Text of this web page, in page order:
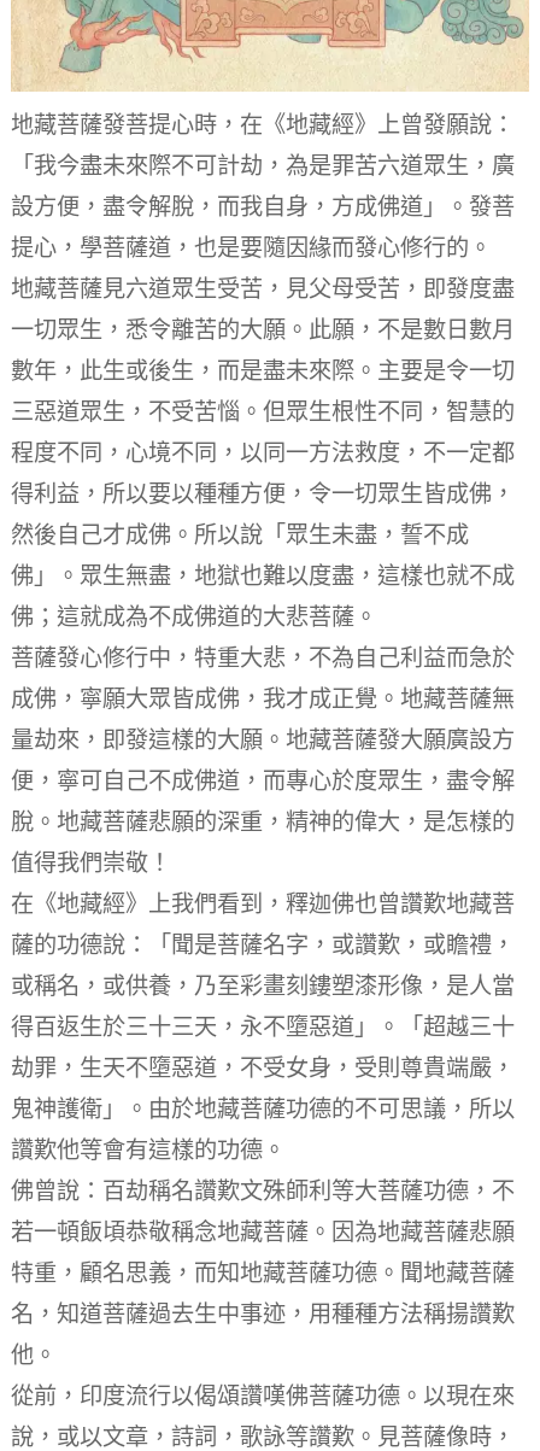
地藏菩薩發菩提心時，在《地藏經》上曾發願說：
「我今盡未來際不可計劫，為是罪苦六道眾生，廣
設方便，盡令解脫，而我自身，方成佛道」。發菩
提心，學菩薩道，也是要隨因緣而發心修行的。
地藏菩薩見六道眾生受苦，見父母受苦，即發度盡
一切眾生，悉令離苦的大願。此願，不是數日數月
數年，此生或後生，而是盡未來際。主要是令一切
三惡道眾生，不受苦惱。但眾生根性不同，智慧的
程度不同，心境不同，以同一方法救度，不一定都
得利益，所以要以種種方便，令一切眾生皆成佛，
然後自己才成佛。所以說「眾生未盡，誓不成
佛」。眾生無盡，地獄也難以度盡，這樣也就不成
佛；這就成為不成佛道的大悲菩薩。
菩薩發心修行中，特重大悲，不為自己利益而急於
成佛，寧願大眾皆成佛，我才成正覺。地藏菩薩無
量劫來，即發這樣的大願。地藏菩薩發大願廣設方
便，寧可自己不成佛道，而專心於度眾生，盡令解
脫。地藏菩薩悲願的深重，精神的偉大，是怎樣的
值得我們崇敬！
在《地藏經》上我們看到，釋迦佛也曾讚歎地藏菩
薩的功德說：「聞是菩薩名字，或讚歎，或瞻禮，
或稱名，或供養，乃至彩畫刻鏤塑漆形像，是人當
得百返生於三十三天，永不墮惡道」。「超越三十
劫罪，生天不墮惡道，不受女身，受則尊貴端嚴，
鬼神護衛」。由於地藏菩薩功德的不可思議，所以
讚歎他等會有這樣的功德。
佛曾說：百劫稱名讚歎文殊師利等大菩薩功德，不
若一頓飯頃恭敬稱念地藏菩薩。因為地藏菩薩悲願
特重，顧名思義，而知地藏菩薩功德。聞地藏菩薩
名，知道菩薩過去生中事迹，用種種方法稱揚讚歎
他。
從前，印度流行以偈頌讚嘆佛菩薩功德。以現在來
說，或以文章，詩詞，歌詠等讚歎。見菩薩像時，